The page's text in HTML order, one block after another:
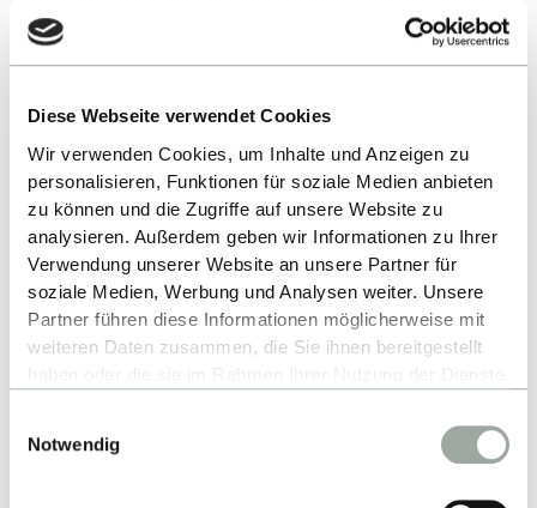
Diese Webseite verwendet Cookies
Wir verwenden Cookies, um Inhalte und Anzeigen zu
personalisieren, Funktionen für soziale Medien anbieten
zu können und die Zugriffe auf unsere Website zu
analysieren. Außerdem geben wir Informationen zu Ihrer
Verwendung unserer Website an unsere Partner für
soziale Medien, Werbung und Analysen weiter. Unsere
Partner führen diese Informationen möglicherweise mit
weiteren Daten zusammen, die Sie ihnen bereitgestellt
Alles zum Thema Cookies und personenbezogene
Datenverarbeitung entnehmen Sie unserer
Notwendig
es nur 10 Minuten mit dem Zug bis ins
Stadtzentrum von Melbourne.
Partner im Studiengang
International Business (IB) - BSc
Fast Track International Business - BSc
International Business Development (IBD) -